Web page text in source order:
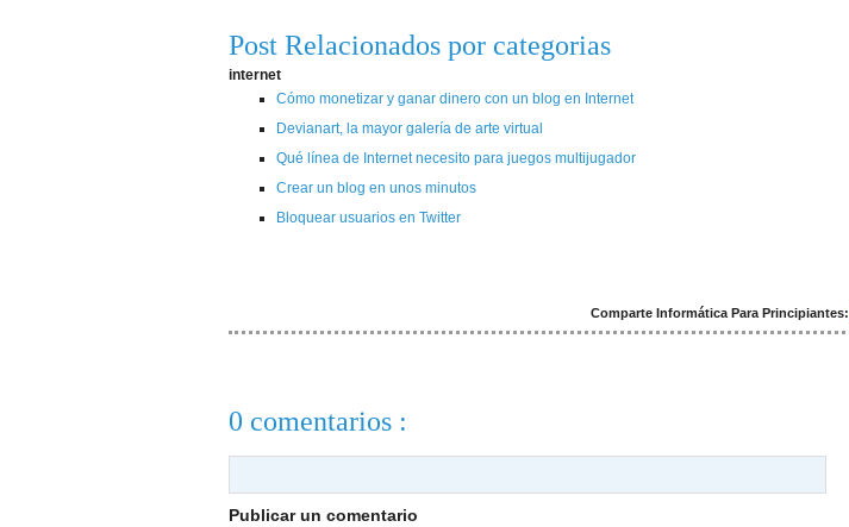
Post Relacionados por categorias
internet
Cómo monetizar y ganar dinero con un blog en Internet
Devianart, la mayor galería de arte virtual
Qué línea de Internet necesito para juegos multijugador
Crear un blog en unos minutos
Bloquear usuarios en Twitter
Comparte Informática Para Principiantes:
0 comentarios :
Publicar un comentario